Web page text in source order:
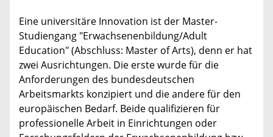
Eine universitäre Innovation ist der Master-
Studiengang "Erwachsenenbildung/Adult
Education" (Abschluss: Master of Arts), denn er hat
zwei Ausrichtungen. Die erste wurde für die
Anforderungen des bundesdeutschen
Arbeitsmarkts konzipiert und die andere für den
europäischen Bedarf. Beide qualifizieren für
professionelle Arbeit in Einrichtungen oder